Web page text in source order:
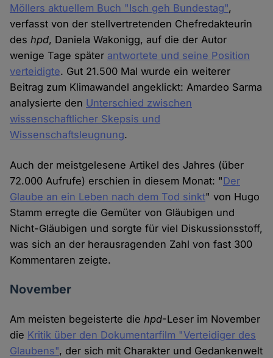
Möllers aktuellem Buch "Isch geh Bundestag",
verfasst von der stellvertretenden Chefredakteurin
deshpd, Daniela Wakonigg, auf die der Autor
wenige Tage später antwortete und seine Position
verteidigte. Gut 21.500 Mal wurde ein weiterer
Beitrag zum Klimawandel angeklickt: Amardeo Sarma
analysierte den Unterschied zwischen
wissenschaftlicher Skepsis und
Wissenschaftsleugnung.
Auch der meistgelesene Artikel des Jahres (über
72.000 Aufrufe) erschien in diesem Monat: "Der
Glaube an ein Leben nach dem Tod sinkt" von Hugo
Stamm erregte die Gemüter von Gläubigen und
Nicht-Gläubigen und sorgte für viel Diskussionsstoff,
was sich an der herausragenden Zahl von fast 300
Kommentaren zeigte.
November
Am meisten begeisterte diehpd-Leser im November
die Kritik über den Dokumentarfilm "Verteidiger des
Glaubens", der sich mit Charakter und Gedankenwelt